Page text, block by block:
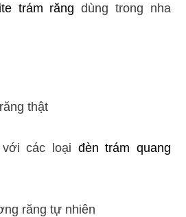
trám răng dùng trong nha
thật
các loại đèn trám quang
răng tự nhiên